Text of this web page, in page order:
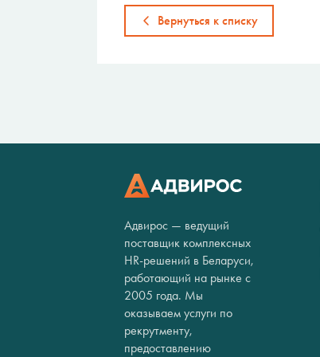
Вернуться к списку
Адвирос — ведущий
поставщик комплексных
HR-решений в Беларуси,
работающий на рынке с
2005 года. Мы
оказываем услуги по
рекрутменту,
предоставлению